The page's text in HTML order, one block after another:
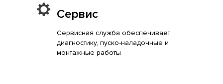
Сервис
Сервисная служба обеспечивает
диагностику, пуско-наладочные и
монтажные работы